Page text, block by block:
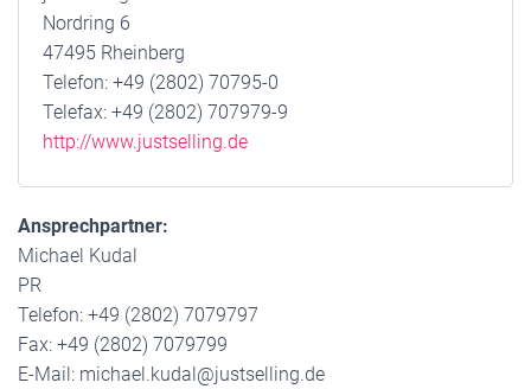
Nordring 6
47495 Rheinberg
Telefon: +49 (2802) 70795-0
Telefax: +49 (2802) 707979-9
http://www.justselling.de
Ansprechpartner:
Michael Kudal
PR
Telefon: +49 (2802) 7079797
Fax: +49 (2802) 7079799
E-Mail: michael.kudal@justselling.de